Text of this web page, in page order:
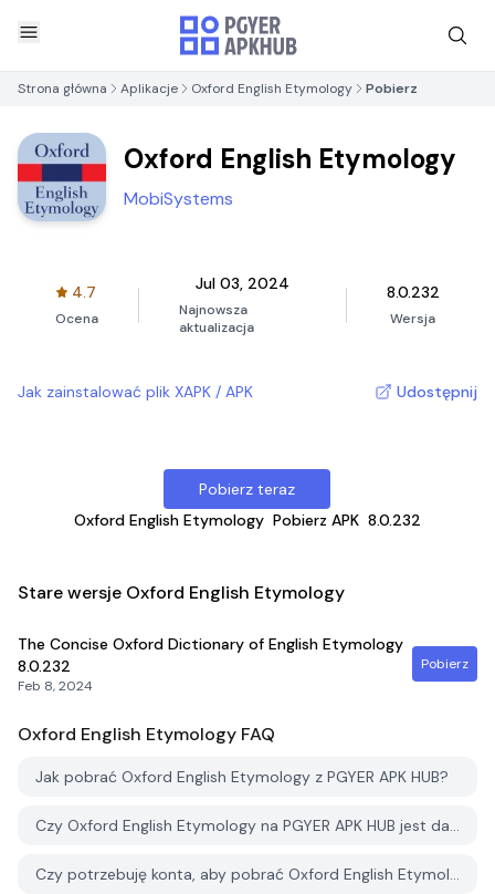
Strona główna Aplikacje Oxford English Etymology Pobierz
Oxford English Etymology
MobiSystems
4.7
Ocena
Jul 03, 2024
Najnowsza
aktualizacja
8.0.232
Wersja
Jak zainstalować plik XAPK / APK Udostępnij
Pobierz teraz
Oxford English Etymology Pobierz APK 8.0.232
Stare wersje Oxford English Etymology
The Concise Oxford Dictionary of English Etymology
8.0.232
Feb 8, 2024
Pobierz
Oxford English Etymology FAQ
Jak pobrać Oxford English Etymology z PGYER APK HUB?
Czy Oxford English Etymology na PGYER APK HUB jest darmowy do pobrania?
Czy potrzebuję konta, aby pobrać Oxford English Etymology z PGYER APK HUB?